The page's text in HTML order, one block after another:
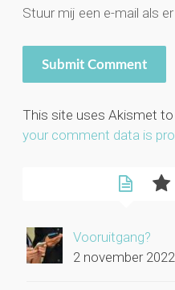
Stuur mij een e-mail als
This site uses Akismet to
your comment data is
Vooruitgang?
2 november 2022